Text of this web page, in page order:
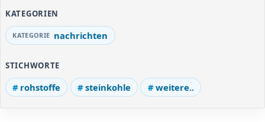
KATEGORIEN
nachrichten
STICHWORTE
rohstoffe steinkohle weitere..